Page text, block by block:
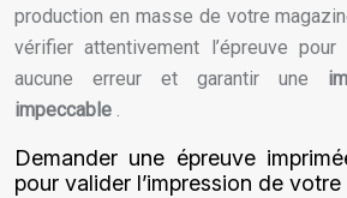
production en masse de votre
vérifier attentivement l’épreuve pour
aucune erreur et garantir une
impeccable .
Demander une épreuve
pour valider l’impression de